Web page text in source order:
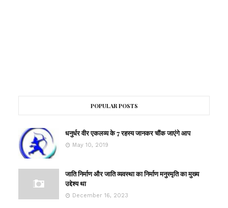
POPULAR POSTS
धनुर्धर वीर एकलव्य के 7 रहस्य जानकर चौंक जाएंगे आप
May 10, 2019
जाति निर्माण और जाति व्यवस्था का निर्माण मनुस्मृति का मुख्य
उद्देश्य था
December 16, 2023